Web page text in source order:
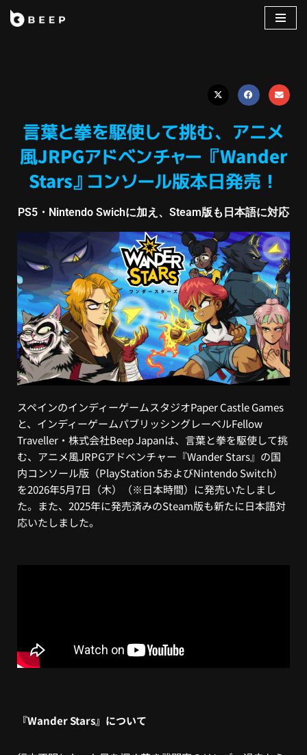
ッ
言葉と拳を駆使して挑む、アニメ
風JRPGアドベンチャー 『Wander
Stars』コンソール版本日発売！
PS5・Nintendo Swichに加え、Steam版も日本語に対応
スペインのインディーゲームスタジオPaper Castle Games
と、インディーゲームパブリッシングレーベルFellow
Traveller・株式会社Beep Japanは、言葉と拳を駆使して挑
む、アニメ風JRPGアドベンチャー『Wander Stars』の国
内コンソール版（PlayStation 5およびNintendo Switch）
を2026年5月7日（木）（※日本時間）に発売いたしまし
た。また、2025年に発売済みのSteam版も新たに日本語対
応いたしました。
『Wander Stars』について